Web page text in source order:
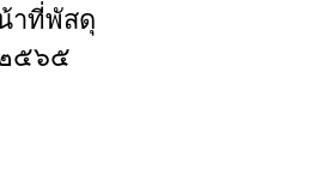
าที่พัสดุ
๕๖๕